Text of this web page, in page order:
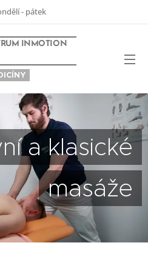
- pátek
INMOTION
a klasické
masáže